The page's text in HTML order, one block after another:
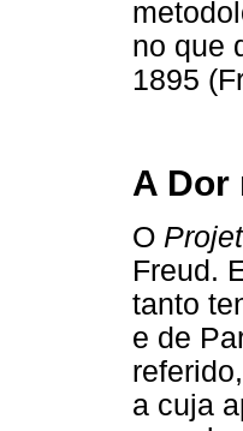
no que
1895
A Dor
O
Freud.
tanto
e de
a cuja